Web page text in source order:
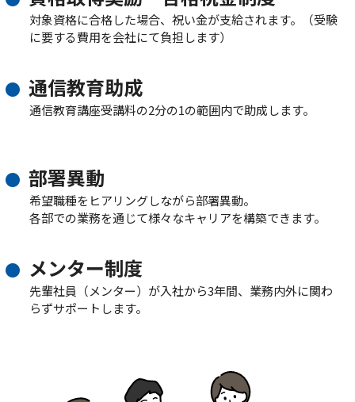
対象資格に合格した場合、祝い金が支給されます。（受験
に要する費用を会社にて負担します）
通信教育助成
通信教育講座受講料の2分の1の範囲内で助成します。
部署異動
希望職種をヒアリングしながら部署異動。
各部での業務を通じて様々なキャリアを構築できます。
メンター制度
先輩社員（メンター）が入社から3年間、業務内外に関わ
らずサポートします。